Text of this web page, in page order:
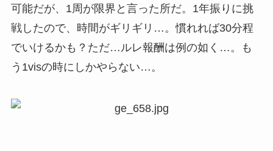
可能だが、1周が限界と言った所だ。1年振りに挑
戦したので、時間がギリギリ…。慣れれば30分程
でいけるかも？ただ…ルレ報酬は例の如く…。も
う1visの時にしかやらない…。